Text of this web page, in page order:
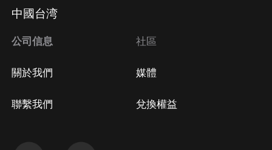
方法 Google Play取消訂閱方法
中國台湾
公司信息
關於我們
聯繫我們
社區
媒體
兌換權益